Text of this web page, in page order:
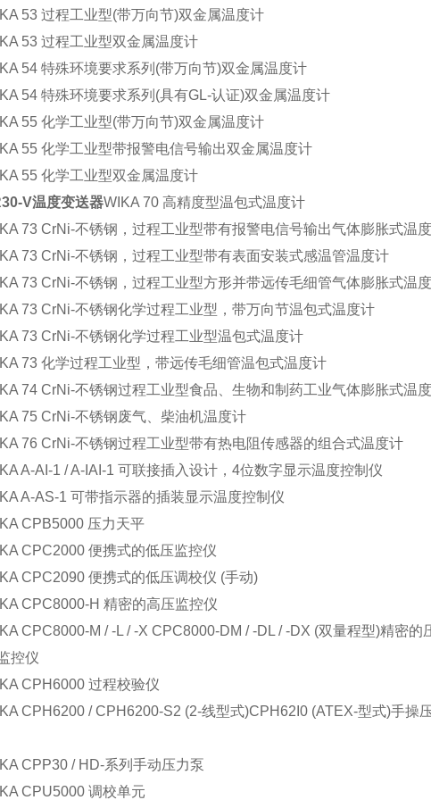
53 过程工业型(带万向节)双金属温度计
53 过程工业型双金属温度计
54 特殊环境要求系列(带万向节)双金属温度计
54 特殊环境要求系列(具有GL-认证)双金属温度计
55 化学工业型(带万向节)双金属温度计
55 化学工业型带报警电信号输出双金属温度计
55 化学工业型双金属温度计
V温度变送器WIKA 70 高精度型温包式温度计
73 CrNi-不锈钢，过程工业型带有报警电信号输出气体膨胀式温
73 CrNi-不锈钢，过程工业型带有表面安装式感温管温度计
73 CrNi-不锈钢，过程工业型方形并带远传毛细管气体膨胀式温
73 CrNi-不锈钢化学过程工业型，带万向节温包式温度计
73 CrNi-不锈钢化学过程工业型温包式温度计
73 化学过程工业型，带远传毛细管温包式温度计
74 CrNi-不锈钢过程工业型食品、生物和制药工业气体膨胀式温
75 CrNi-不锈钢废气、柴油机温度计
76 CrNi-不锈钢过程工业型带有热电阻传感器的组合式温度计
A-AI-1 / A-IAI-1 可联接插入设计，4位数字显示温度控制仪
A-AS-1 可带指示器的插装显示温度控制仪
CPB5000 压力天平
CPC2000 便携式的低压监控仪
CPC2090 便携式的低压调校仪 (手动)
CPC8000-H 精密的高压监控仪
CPC8000-M / -L / -X CPC8000-DM / -DL / -DX (双量程型)精密的
控仪
CPH6000 过程校验仪
CPH6200 / CPH6200-S2 (2-线型式)CPH62I0 (ATEX-型式)手操
CPP30 / HD-系列手动压力泵
CPU5000 调校单元